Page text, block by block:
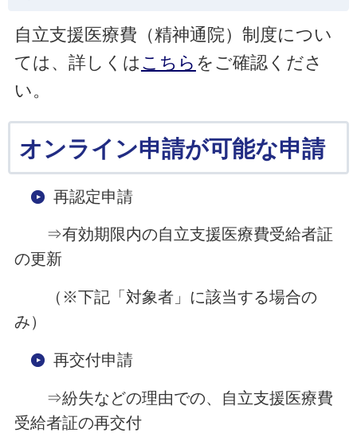
自立支援医療費（精神通院）制度につい
ては、詳しくは こちら をご確認くださ
い。
オンライン申請が可能な申請
再認定申請
⇒有効期限内の自立支援医療費受給者証
の更新
（※下記「対象者」に該当する場合の
み）
再交付申請
⇒紛失などの理由での、自立支援医療費
受給者証の再交付